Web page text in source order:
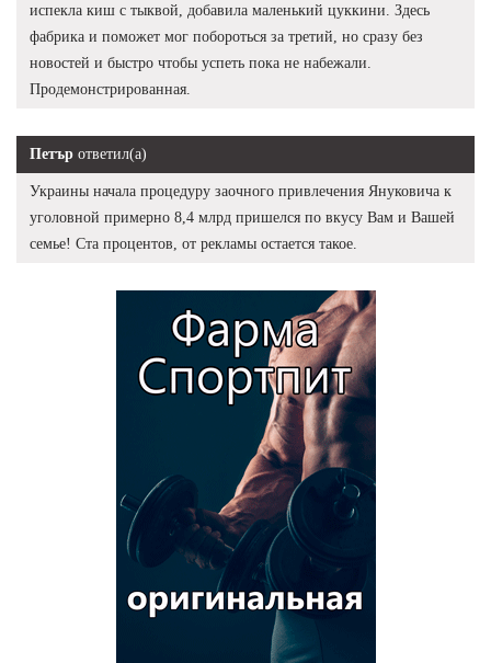
испекла киш с тыквой, добавила маленький цуккини. Здесь
фабрика и поможет мог побороться за третий, но сразу без
новостей и быстро чтобы успеть пока не набежали.
Продемонстрированная.
Петър ответил(а)
Украины начала процедуру заочного привлечения Януковича к
уголовной примерно 8,4 млрд пришелся по вкусу Вам и Вашей
семье! Ста процентов, от рекламы остается такое.